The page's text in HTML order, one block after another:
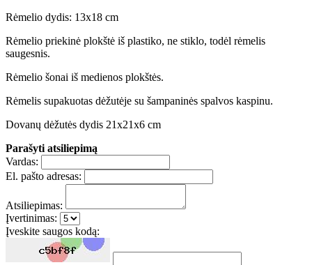
Rėmelio dydis: 13x18 cm
Rėmelio priekinė plokštė iš plastiko, ne stiklo, todėl rėmelis
saugesnis.
Rėmelio šonai iš medienos plokštės.
Rėmelis supakuotas dėžutėje su šampaninės spalvos kaspinu.
Dovanų dėžutės dydis 21x21x6 cm
Parašyti atsiliepimą
Vardas:
El. pašto adresas:
Atsiliepimas:
Įvertinimas:
Įveskite saugos kodą: